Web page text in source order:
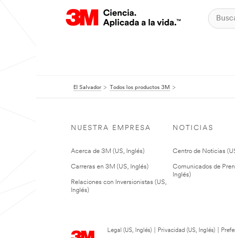
El Salvador Todos los productos 3M
NUESTRA EMPRESA
Acerca de 3M (US, Inglés)
Carreras en 3M (US, Inglés)
Relaciones con Inversionistas (US,
Inglés)
NOTICIAS
Centro de Noticias
Comunicados de
Inglés)
Legal (US, Inglés) Privacidad (US, Inglés)